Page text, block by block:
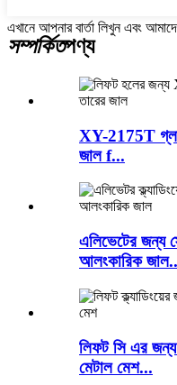
এখানে আপনার বার্তা লিখুন এবং
সম্পর্কিতপণ্য
XY-2175T
জাল f...
এলিভেটের জন্য
আলংকারিক
লিফট সি এর
মেটাল মেশ...